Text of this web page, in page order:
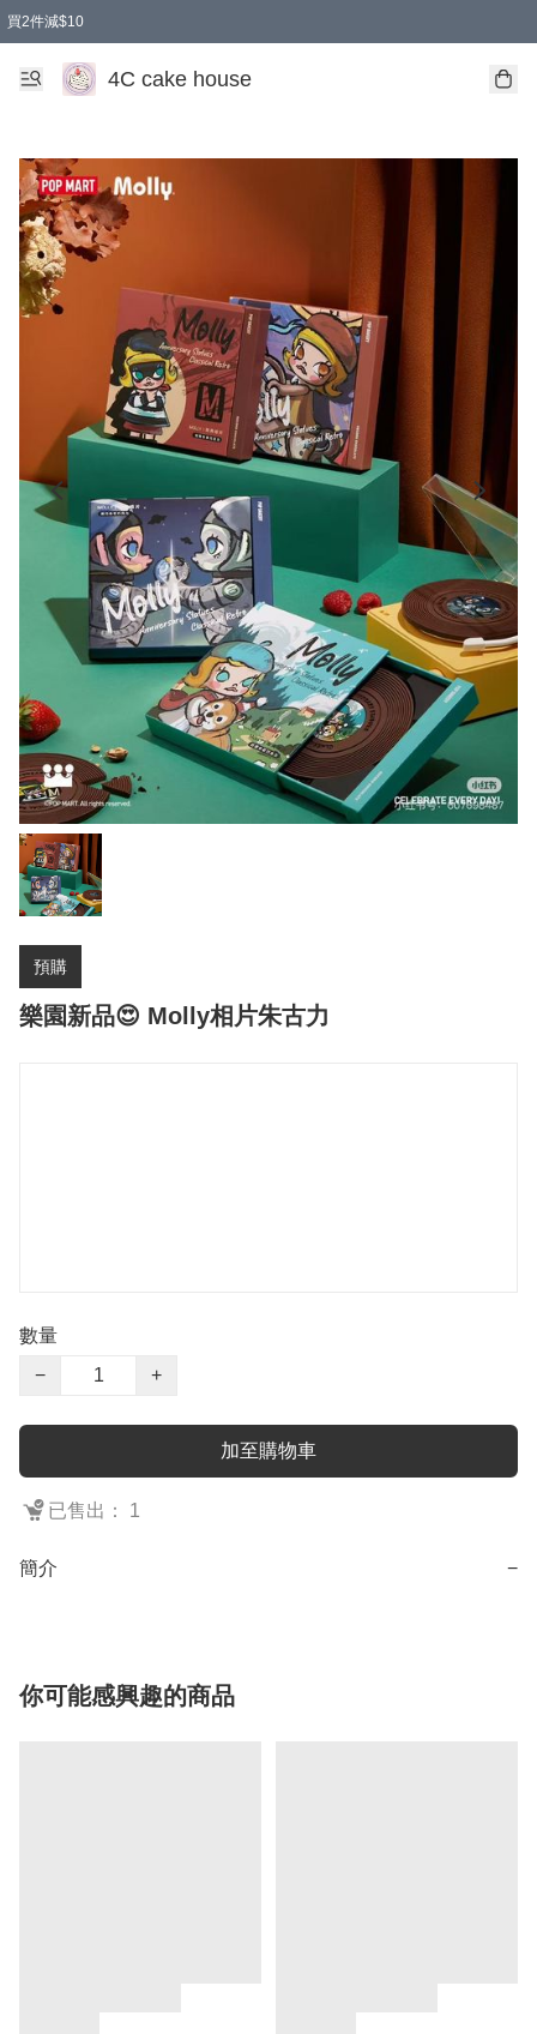
買2件減$10
任選兩件減$10
買兩盒減$10
買兩件減$10
買2件減$10
4C cake house
預購
樂園新品😍 Molly相片朱古力
數量
−
+
加至購物車
已售出： 1
簡介 −
你可能感興趣的商品